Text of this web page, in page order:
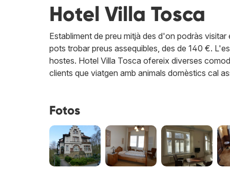
Hotel Villa Tosca
Establiment de preu mitjà des d'on podràs
pots trobar preus assequibles, des de 140 €.
hostes. Hotel Villa Tosca ofereix diverses
clients que viatgen amb animals domèstics cal
Fotos